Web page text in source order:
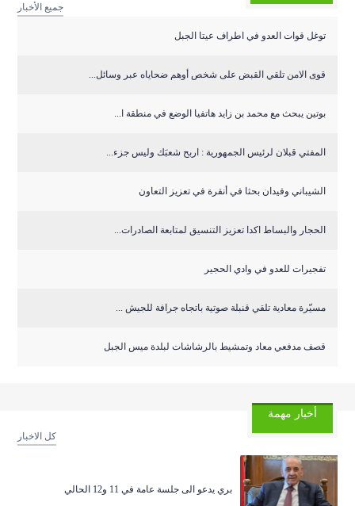
جميع الأخبار
توغل قوات العدو في اطراف عيتا الجبل
قوى الامن تلقي القبض على شخص أوهم ضحاياه عبر وسائل...
بوتين يبحث مع محمد بن زايد هاتفيا الوضع في منطقة ا...
المفتي قبلان لرئيس الجمهورية : اربح شعبَك وليس جزء...
الشيباني وفيدان بحثا في أنقرة في تعزيز التعاون
الحجار والبساط اكدا تعزيز التنسيق لمتابعة الصادرات...
تفجيرات للعدو في وادي الحجير
مسيّرة معادية تلقي قنبلة صوتية باتجاه جرافة للجيش ...
قصف مدفعي معاد وتمشيط بالرشاشات لبلدة ميس الجبل
أخبار مهمة
كل الاخبار
بري يدعو الى جلسة عامة في 11 و12 الحالي